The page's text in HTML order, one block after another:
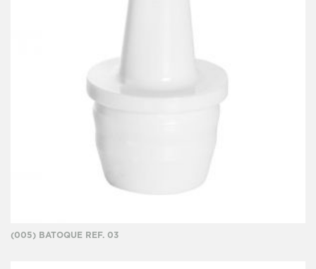
(005) BATOQUE REF. 03